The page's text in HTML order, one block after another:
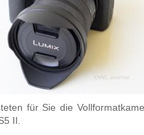
für Sie die
II.